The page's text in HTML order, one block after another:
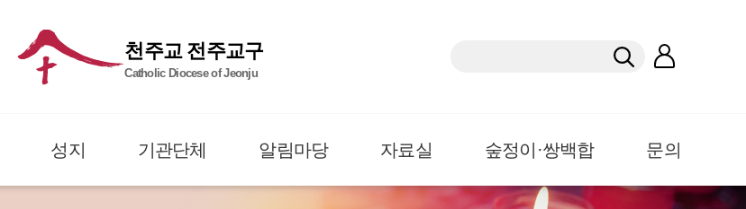
천주교 전주교구
Catholic Diocese of Jeonju
성지 기관단체 알림마당 자료실 숲정이·쌍백합 문의